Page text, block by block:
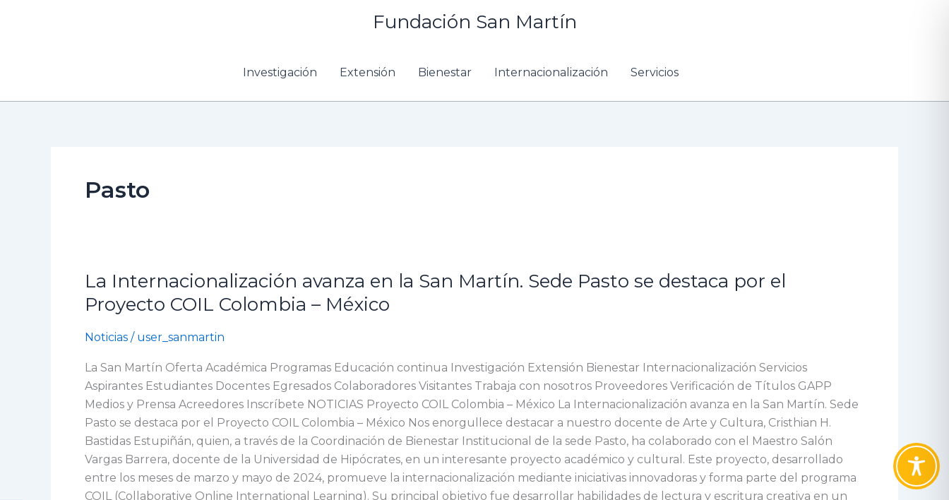
Fundación San Martín
Investigación Extensión Bienestar Internacionalización Servicios
Pasto
La Internacionalización avanza en la San Martín. Sede Pasto se destaca por el
Proyecto COIL Colombia – México
Noticias / user_sanmartin
La San Martín Oferta Académica Programas Educación continua Investigación Extensión Bienestar Internacionalización Servicios
Aspirantes Estudiantes Docentes Egresados Colaboradores Visitantes Trabaja con nosotros Proveedores Verificación de Títulos GAPP
Medios y Prensa Acreedores Inscríbete NOTICIAS Proyecto COIL Colombia – México La Internacionalización avanza en la San Martín. Sede
Pasto se destaca por el Proyecto COIL Colombia – México Nos enorgullece destacar a nuestro docente de Arte y Cultura, Cristhian H.
Bastidas Estupiñán, quien, a través de la Coordinación de Bienestar Institucional de la sede Pasto, ha colaborado con el Maestro Salón
Vargas Barrera, docente de la Universidad de Hipócrates, en un interesante proyecto académico y cultural. Este proyecto, desarrollado
entre los meses de marzo y mayo de 2024, promueve la internacionalización mediante iniciativas innovadoras y forma parte del programa
COIL (Collaborative Online International Learning). Su principal objetivo fue desarrollar habilidades de lectura y escritura creativa en un
La
Internacionalización
avanza
en
San
Martín.
Sede
Pasto
se
destaca
por